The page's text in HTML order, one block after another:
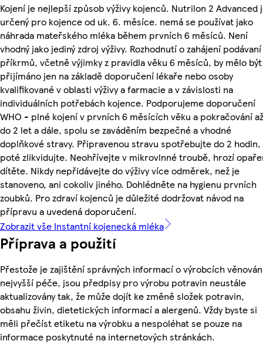
Kojení je nejlepší způsob výživy kojenců. Nutrilon 2 Advanced
určený pro kojence od uk. 6. měsíce. nemá se používat jako
náhrada mateřského mléka během prvních 6 měsíců. Není
vhodný jako jediný zdroj výživy. Rozhodnutí o zahájení podávaní
příkrmů, včetně výjimky z pravidla věku 6 měsíců, by mělo být
přijímáno jen na základě doporučení lékaře nebo osoby
kvalifikované v oblasti výživy a farmacie a v závislosti na
individuálních potřebách kojence. Podporujeme doporučení
WHO - plné kojení v prvních 6 měsících věku a pokračování až
do 2 let a dále, spolu se zaváděním bezpečné a vhodné
doplňkové stravy. Připravenou stravu spotřebujte do 2 hodin,
poté zlikvidujte. Neohřívejte v mikrovlnné troubě, hrozí
dítěte. Nikdy nepřidávejte do výživy více odměrek, než je
stanoveno, ani cokoliv jiného. Dohlédněte na hygienu prvních
zoubků. Pro zdraví kojenců je důležité dodržovat návod na
přípravu a uvedená doporučení.
Zobrazit vše Instantní kojenecká mléka
Příprava a použití
Přestože je zajištění správných informací o výrobcích
nejvyšší péče, jsou předpisy pro výrobu potravin neustále
aktualizovány tak, že může dojít ke změně složek potravin,
obsahu živin, dietetických informací a alergenů. Vždy byste si
měli přečíst etiketu na výrobku a nespoléhat se pouze na
informace poskytnuté na internetových stránkách.